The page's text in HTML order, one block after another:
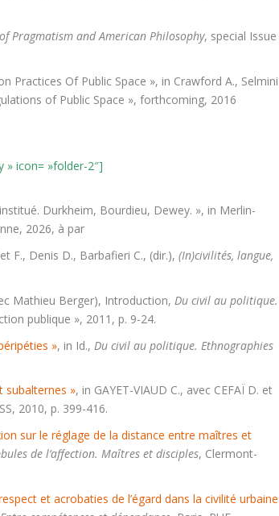
Pragmatism and American Philosophy, special Issue
Practices Of Public Space », in Crawford A., Selmini
of Public Space », forthcoming, 2016
» icon= »folder-2″]
Durkheim, Bourdieu, Dewey. », in Merlin-
2026, à par
F., Denis D., Barbafieri C., (dir.),(In)civilités, langue,
Mathieu Berger), Introduction,Du civil au politique.
publique », 2011, p. 9-24.
», in Id., Du civil au politique. Ethnographies
subalternes », in GAYET-VIAUD C., avec CEFAÏ D. et
2010, p. 399-416.
sur le réglage de la distance entre maîtres et
de l’affection. Maîtres et disciples, Clermont-
et acrobaties de l’égard dans la civilité urbaine